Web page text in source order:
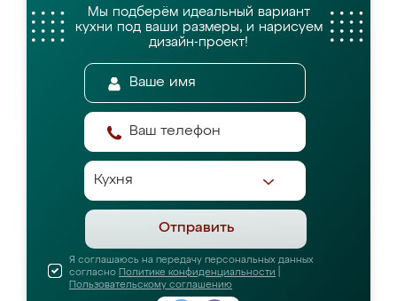
Мы подберём идеальный вариант
кухни под ваши размеры, и нарисуем
дизайн-проект!
Отправить
Я соглашаюсь на передачу персональных данных
согласно Политике конфиденциальности
Пользовательскому соглашению